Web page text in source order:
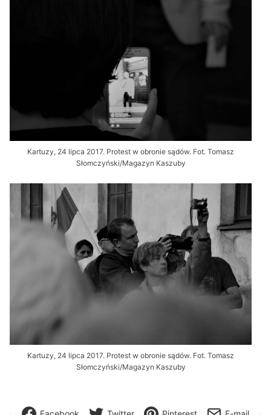
Kartuzy, 24 lipca 2017. Protest w obronie sądów. Fot. Tomasz
Słomczyński/Magazyn Kaszuby
Kartuzy, 24 lipca 2017. Protest w obronie sądów. Fot. Tomasz
Słomczyński/Magazyn Kaszuby